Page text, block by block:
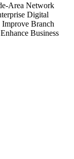
Area Network
Digital
Branch
Business